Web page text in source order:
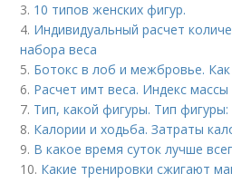
3. 10 типов женских фигур.
4. Индивидуальный расчет
набора веса
5. Ботокс в лоб и межбровье.
6. Расчет имт веса. Индекс
7. Тип, какой фигуры. Тип
8. Калории и ходьба. Затраты
9. В какое время суток лучше
10. Какие тренировки сжигают